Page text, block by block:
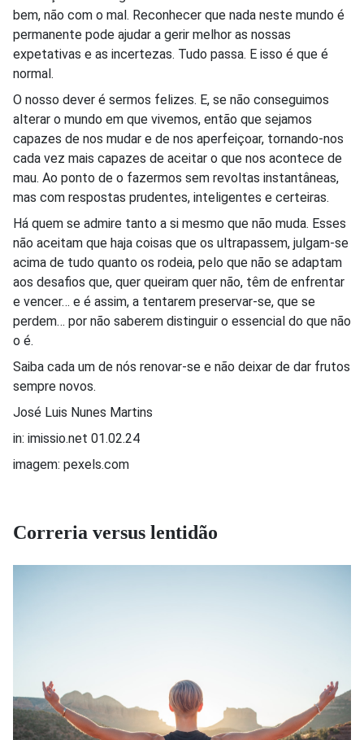
bem, não com o mal. Reconhecer que nada neste mundo é
permanente pode ajudar a gerir melhor as nossas
expetativas e as incertezas. Tudo passa. E isso é que é
normal.
O nosso dever é sermos felizes. E, se não conseguimos
alterar o mundo em que vivemos, então que sejamos
capazes de nos mudar e de nos aperfeiçoar, tornando-nos
cada vez mais capazes de aceitar o que nos acontece de
mau. Ao ponto de o fazermos sem revoltas instantâneas,
mas com respostas prudentes, inteligentes e certeiras.
Há quem se admire tanto a si mesmo que não muda. Esses
não aceitam que haja coisas que os ultrapassem, julgam-se
acima de tudo quanto os rodeia, pelo que não se adaptam
aos desafios que, quer queiram quer não, têm de enfrentar
e vencer… e é assim, a tentarem preservar-se, que se
perdem… por não saberem distinguir o essencial do que não
o é.
Saiba cada um de nós renovar-se e não deixar de dar frutos
sempre novos.
José Luis Nunes Martins
in: imissio.net 01.02.24
imagem: pexels.com
Correria versus lentidão